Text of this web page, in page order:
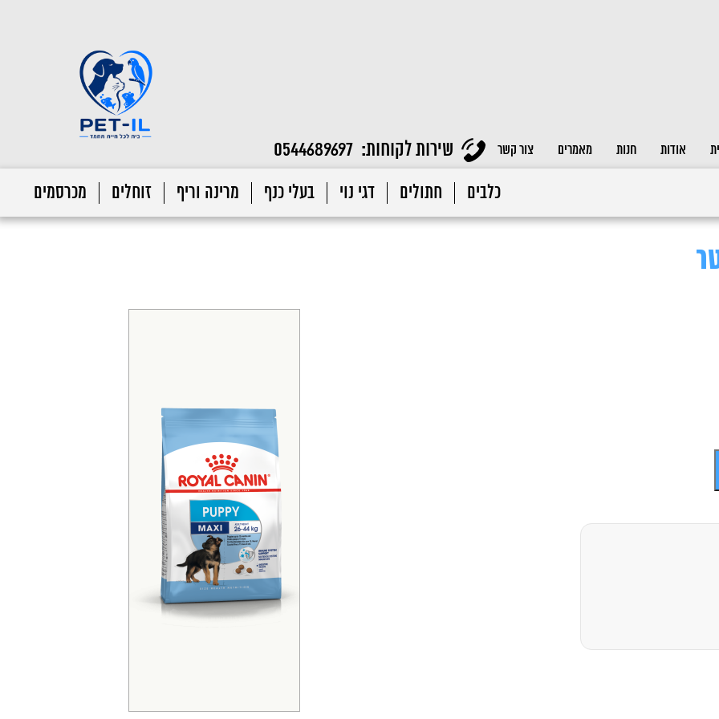
אודות חנות מאמרים צור קשר שירות לקוחות: 0544689697
כלבים חתולים דגי נוי בעלי כנף מרינה וריף זוחלים מכרסמים